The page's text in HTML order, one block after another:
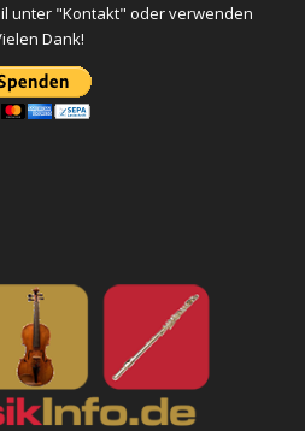
unter "Kontakt" oder verwenden
Dank!